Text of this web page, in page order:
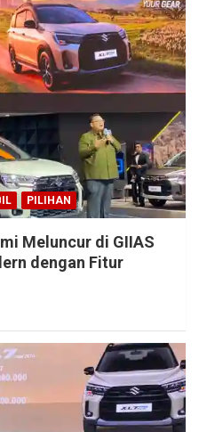
PILIHAN
Meluncur di GIIAS
dengan Fitur